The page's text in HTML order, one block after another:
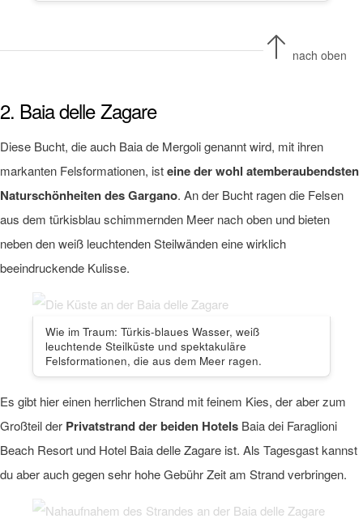
nach oben
2. Baia delle Zagare
Diese Bucht, die auch Baia de Mergoli genannt wird, mit ihren
markanten Felsformationen, isteine der wohl atemberaubendsten
Naturschönheiten des Gargano. An der Bucht ragen die Felsen
aus dem türkisblau schimmernden Meer nach oben und bieten
neben den weiß leuchtenden Steilwänden eine wirklich
beeindruckende Kulisse.
Wie im Traum: Türkis-blaues Wasser, weiß
leuchtende Steilküste und spektakuläre
Felsformationen, die aus dem Meer ragen.
Es gibt hier einen herrlichen Strand mit feinem Kies, der aber zum
Großteil der Privatstrand der beiden Hotels Baia dei Faraglioni
Beach Resort und Hotel Baia delle Zagare ist. Als Tagesgast kannst
du aber auch gegen sehr hohe Gebühr Zeit am Strand verbringen.